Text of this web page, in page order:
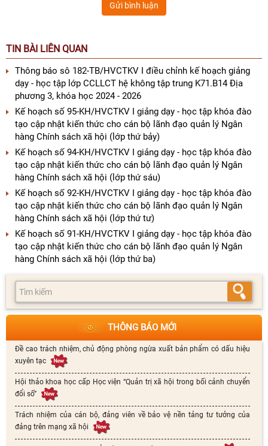
Gửi bình luận
TIN BÀI LIÊN QUAN
Thông báo sô 182-TB/HVCTKV I điều chỉnh kế hoạch giảng
dạy - học tập lớp CCLLCT hệ không tập trung K71.B14 Địa
phương 3, khóa học 2024 - 2026
Kế hoạch số 95-KH/HVCTKV I giảng dạy - học tập khóa đào
tạo cập nhật kiến thức cho cán bộ lãnh đạo quản lý Ngân
hàng Chính sách xã hội (lớp thứ bảy)
Kế hoạch số 94-KH/HVCTKV I giảng dạy - học tập khóa đào
tạo cập nhật kiến thức cho cán bộ lãnh đạo quản lý Ngân
hàng Chính sách xã hội (lớp thứ sáu)
Kế hoạch số 92-KH/HVCTKV I giảng dạy - học tập khóa đào
tạo cập nhật kiến thức cho cán bộ lãnh đạo quản lý Ngân
hàng Chính sách xã hội (lớp thứ tư)
Kế hoạch số 91-KH/HVCTKV I giảng dạy - học tập khóa đào
tạo cập nhật kiến thức cho cán bộ lãnh đạo quản lý Ngân
hàng Chính sách xã hội (lớp thứ ba)
THÔNG BÁO MỚI
Đề cao trách nhiệm, chủ động phòng ngừa xuất bản phẩm có dấu hiệu
xuyên tạc
Hội thảo khoa học cấp Học viện “Quản trị xã hội trong bối cảnh chuyển
đổi số”
Trách nhiệm của cán bộ, đảng viên về bảo vệ nền tảng tư tưởng của
đảng trên mạng xã hội